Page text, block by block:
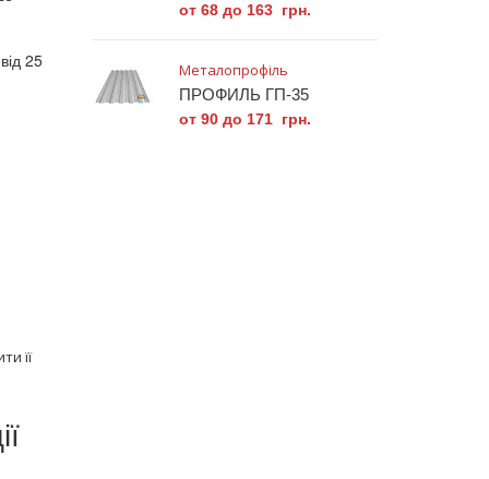
25
її
от 68 до 163 грн.
Металопрофіль
ПРОФИЛЬ ГП-35
от 90 до 171 грн.